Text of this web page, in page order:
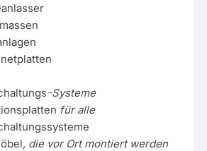
-Systeme
für alle
, die vor Ort montiert werden